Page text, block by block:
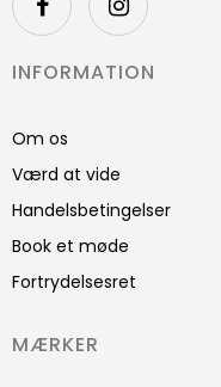
INFORMATION
Om os
Værd at vide
Handelsbetingelser
Book et møde
Fortrydelsesret
MÆRKER